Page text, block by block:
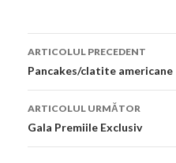
Navigare
în
articol
ARTICOLUL PRECEDENT
Pancakes/clatite americane
ARTICOLUL URMĂTOR
Gala Premiile Exclusiv